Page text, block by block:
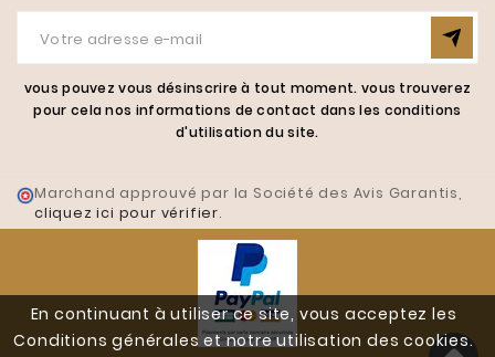
En continuant à utiliser ce site, vous acceptez les
Conditions générales et notre utilisation des cookies.
vous pouvez vous désinscrire à tout moment. vous trouverez
pour cela nos informations de contact dans les conditions
d'utilisation du site.
Marchand approuvé par la Société des Avis Garantis,
cliquez ici pour vérifier.